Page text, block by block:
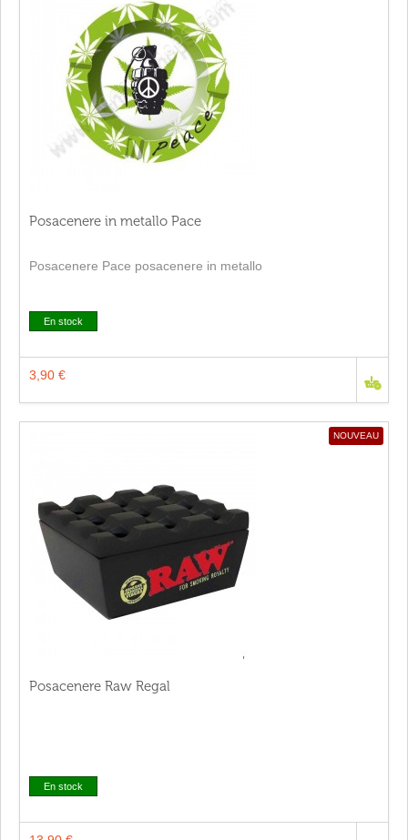
Posacenere in metallo Pace
Posacenere Pace posacenere in metallo
En stock
3,90 €
NOUVEAU
Posacenere Raw Regal
En stock